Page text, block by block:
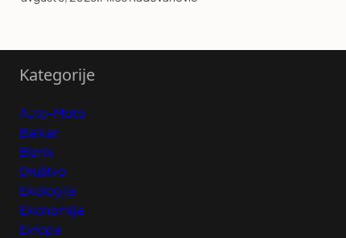
Kategorije
Auto-Moto
Balkan
Biznis
Društvo
Ekologija
Ekonomija
Evropa